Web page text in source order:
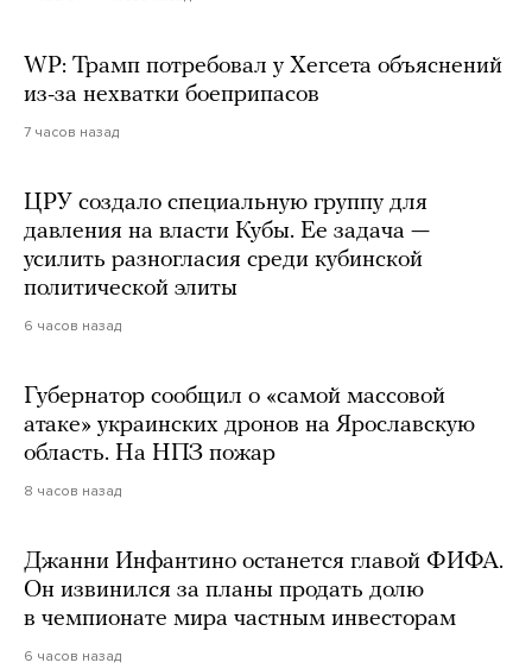
WP: Трамп потребовал у Хегсета объяснений
из-за нехватки боеприпасов
7 часов назад
ЦРУ создало специальную группу для
давления на власти Кубы. Ее задача —
усилить разногласия среди кубинской
политической элиты
6 часов назад
Губернатор сообщил о «самой массовой
атаке» украинских дронов на Ярославскую
область. На НПЗ пожар
8 часов назад
Джанни Инфантино останется главой ФИФА.
Он извинился за планы продать долю
в чемпионате мира частным инвесторам
6 часов назад